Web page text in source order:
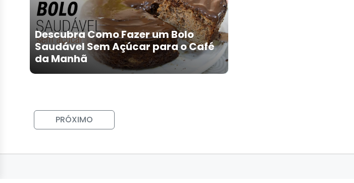
Descubra Como Fazer um Bolo
Saudável Sem Açúcar para o Café
da Manhã
PRÓXIMO